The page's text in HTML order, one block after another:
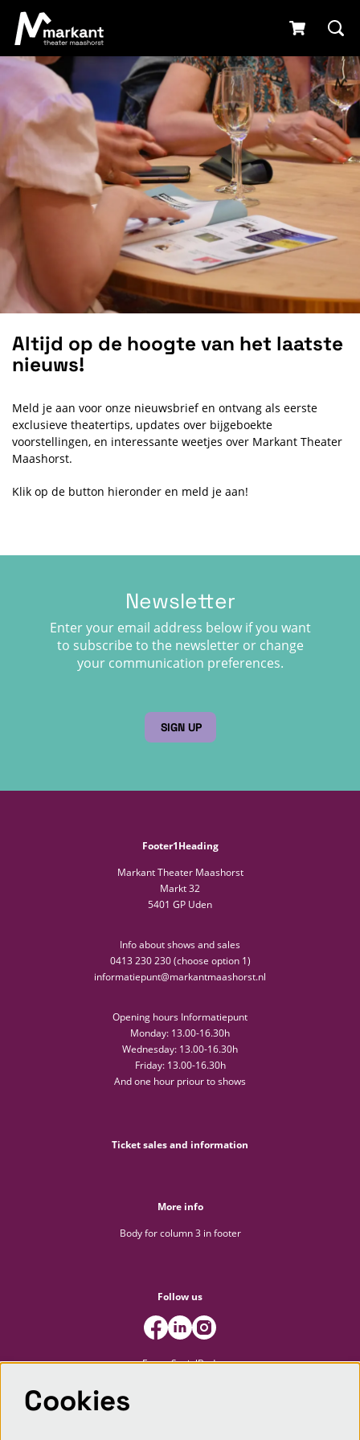
Altijd op de hoogte van het laatste
nieuws!
Meld je aan voor onze nieuwsbrief en ontvang als eerste
exclusieve theatertips, updates over bijgeboekte
voorstellingen, en interessante weetjes over Markant Theater
Maashorst.
Klik op de button hieronder en meld je aan!
Newsletter
Enter your email address below if you want
to subscribe to the newsletter or change
your communication preferences.
SIGN UP
Footer1Heading
Markant Theater Maashorst
Markt 32
5401 GP Uden
Info about shows and sales
0413 230 230 (choose option 1)
informatiepunt@markantmaashorst.nl
Opening hours Informatiepunt
Monday: 13.00-16.30h
Wednesday: 13.00-16.30h
Friday: 13.00-16.30h
And one hour priour to shows
Ticket sales and information
More info
Body for column 3 in footer
Follow us
FooterSocialBody
Cookies